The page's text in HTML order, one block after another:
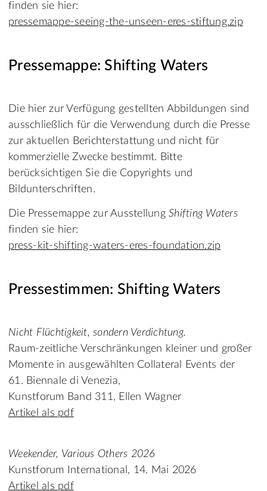
finden sie hier:
pressemappe-seeing-the-unseen-eres-stiftung.zip
Pressemappe: Shifting Waters
Die hier zur Verfügung gestellten Abbildungen sind
ausschließlich für die Verwendung durch die Presse
zur aktuellen Berichterstattung und nicht für
kommerzielle Zwecke bestimmt. Bitte
berücksichtigen Sie die Copyrights und
Bildunterschriften.
Die Pressemappe zur Ausstellung Shifting Waters
finden sie hier:
press-kit-shifting-waters-eres-foundation.zip
Pressestimmen: Shifting Waters
Nicht Flüchtigkeit, sondern Verdichtung.
Raum-zeitliche Verschränkungen kleiner und großer
Momente in ausgewählten Collateral Events der
61. Biennale di Venezia,
Kunstforum Band 311, Ellen Wagner
Artikel als pdf
Weekender, Various Others 2026
Kunstforum International, 14. Mai 2026
Artikel als pdf